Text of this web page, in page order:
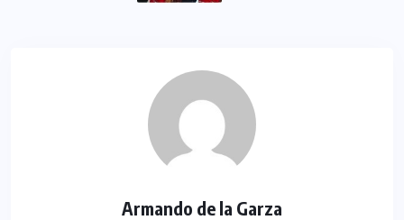
Armando de la Garza